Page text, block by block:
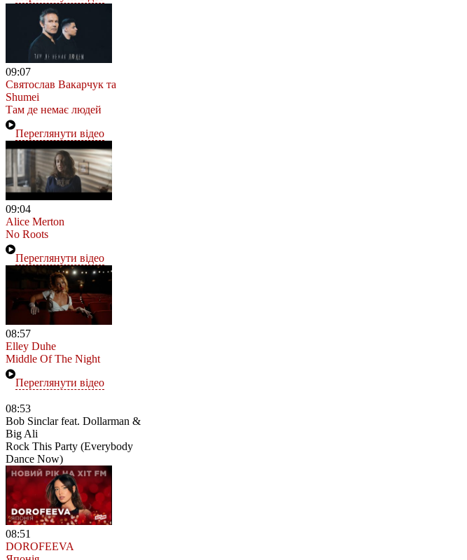
09:07
Святослав Вакарчук та
Shumei
Там де немає людей
Переглянути відео
09:04
Alice Merton
No Roots
Переглянути відео
08:57
Elley Duhe
Middle Of The Night
Переглянути відео
08:53
Bob Sinclar feat. Dollarman &
Big Ali
Rock This Party (Everybody
Dance Now)
08:51
DOROFEEVA